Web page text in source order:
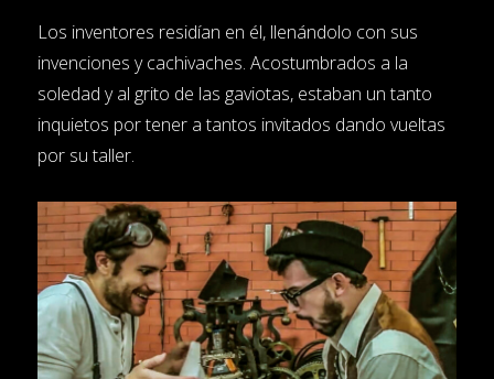
Los inventores residían en él, llenándolo con sus
invenciones y cachivaches. Acostumbrados a la
soledad y al grito de las gaviotas, estaban un tanto
inquietos por tener a tantos invitados dando vueltas
por su taller.